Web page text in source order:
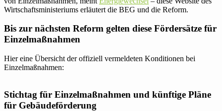
Wirt­schafts­mi­nis­te­riums erläu­tert die BEG und die Reform.
Bis zur nächsten Reform gelten diese För­der­sätze für
Einzelmaßnahmen
Hier eine Über­sicht der offi­ziell ver­mel­deten Kon­di­tionen bei
Einzelmaßnahmen:
Stichtag für Ein­zel­maß­nahmen und künf­tige Pläne
für Gebäudeförderung